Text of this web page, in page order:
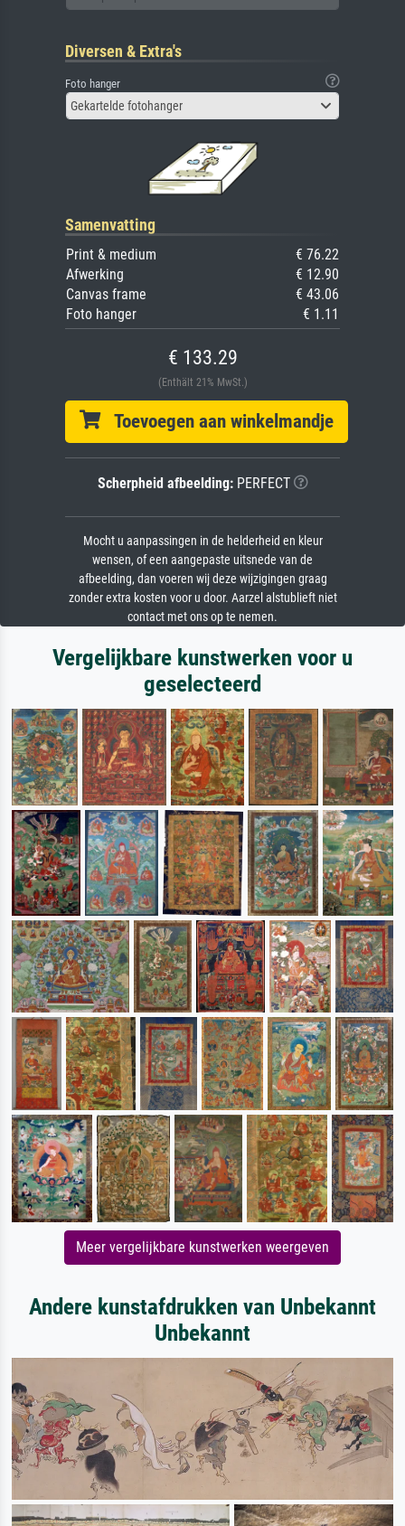
Diversen & Extra's
Foto hanger
Gekartelde fotohanger
Samenvatting
Print & medium
€ 76.22
Afwerking
€ 12.90
Canvas frame
€ 43.06
Foto hanger
€ 1.11
€ 133.29
(Enthält 21% MwSt.)
Toevoegen aan winkelmandje
Scherpheid afbeelding:PERFECT
Mocht u aanpassingen in de helderheid en kleur
wensen, of een aangepaste uitsnede van de
afbeelding, dan voeren wij deze wijzigingen graag
zonder extra kosten voor u door. Aarzel alstublieft niet
contact met ons op te nemen.
Vergelijkbare kunstwerken voor u
geselecteerd
Meer vergelijkbare kunstwerken weergeven
Andere kunstafdrukken van Unbekannt
Unbekannt